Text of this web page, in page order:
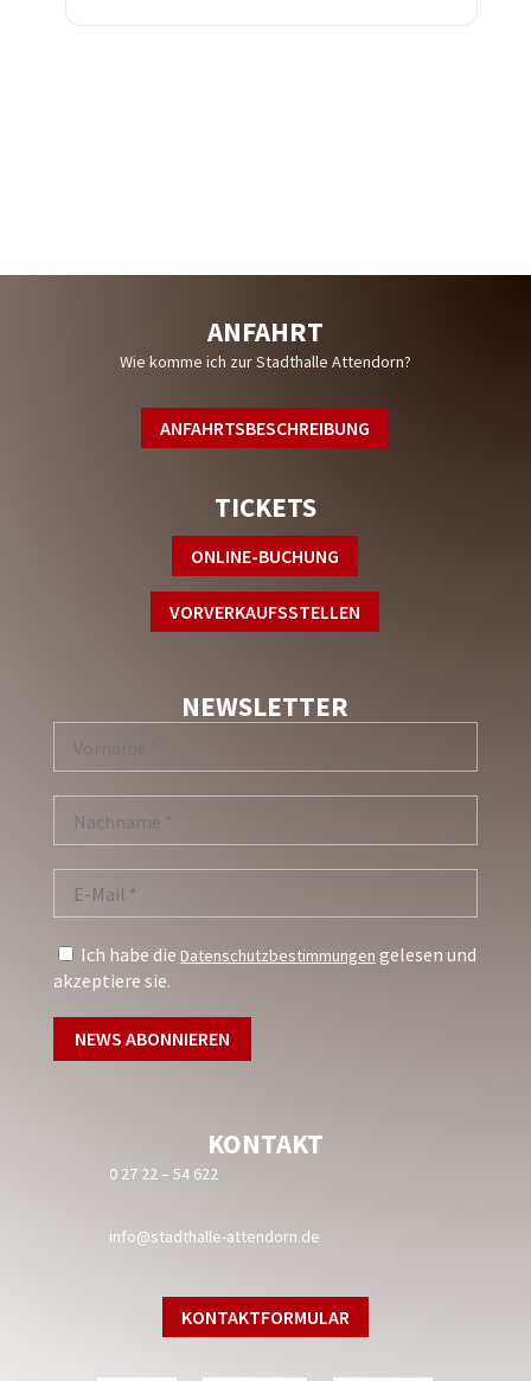
ANFAHRT
Wie komme ich zur Stadthalle Attendorn?
ANFAHRTSBESCHREIBUNG
TICKETS
ONLINE-BUCHUNG
VORVERKAUFSSTELLEN
NEWSLETTER
Ich habe die Datenschutzbestimmungen gelesen und
akzeptiere sie.
KONTAKT
0 27 22 – 54 622
info@stadthalle-attendorn.de
KONTAKTFORMULAR